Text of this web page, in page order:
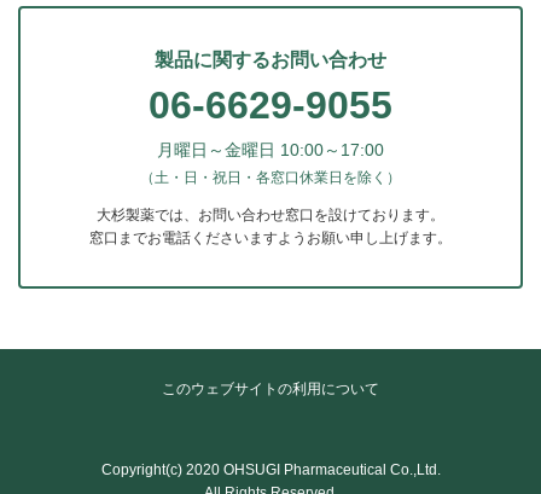
製品に関するお問い合わせ
06-6629-9055
月曜日～金曜日 10:00～17:00
（土・日・祝日・各窓口休業日を除く）
大杉製薬では、お問い合わせ窓口を設けております。
窓口までお電話くださいますようお願い申し上げます。
このウェブサイトの利用について
Copyright(c) 2020 OHSUGI Pharmaceutical Co.,Ltd.